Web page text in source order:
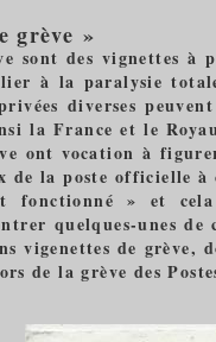
grève »
sont des vignettes à
à la paralysie
diverses
la France et le
ont vocation à
de la poste officielle
fonctionné » et
quelques-unes
vigenettes de
de la grève des